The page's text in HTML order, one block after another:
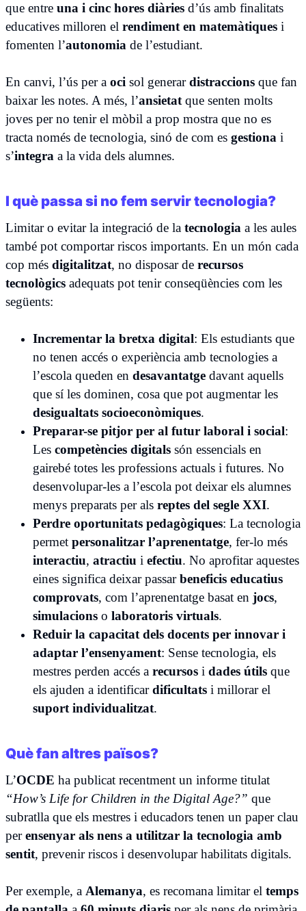
que entre una i cinc hores diàries d’ús amb finalitats
educatives milloren el rendiment en matemàtiques i
fomenten l’autonomia de l’estudiant.
En canvi, l’ús per a oci sol generar distraccions que fan
baixar les notes. A més, l’ansietat que senten molts
joves per no tenir el mòbil a prop mostra que no es
tracta només de tecnologia, sinó de com es gestiona i
s’integra a la vida dels alumnes.
I què passa si no fem servir tecnologia?
Limitar o evitar la integració de la tecnologia a les aules
també pot comportar riscos importants. En un món cada
cop més digitalitzat, no disposar de recursos
tecnològics adequats pot tenir conseqüències com les
següents:
Incrementar la bretxa digital: Els estudiants que
no tenen accés o experiència amb tecnologies a
l’escola queden en desavantatge davant aquells
que sí les dominen, cosa que pot augmentar les
desigualtats socioeconòmiques.
Preparar-se pitjor per al futur laboral i social:
Les competències digitals són essencials en
gairebé totes les professions actuals i futures. No
desenvolupar-les a l’escola pot deixar els alumnes
menys preparats per als reptes del segle XXI.
Perdre oportunitats pedagògiques: La tecnologia
permet personalitzar l’aprenentatge, fer-lo més
interactiu, atractiu i efectiu. No aprofitar aquestes
eines significa deixar passar beneficis educatius
comprovats, com l’aprenentatge basat en jocs,
simulacions o laboratoris virtuals.
Reduir la capacitat dels docents per innovar i
adaptar l’ensenyament: Sense tecnologia, els
mestres perden accés a recursos i dades útils que
els ajuden a identificar dificultats i millorar el
suport individualitzat.
Què fan altres països?
L’OCDE ha publicat recentment un informe titulat
“How’s Life for Children in the Digital Age?” que
subratlla que els mestres i educadors tenen un paper clau
per ensenyar als nens a utilitzar la tecnologia amb
sentit, prevenir riscos i desenvolupar habilitats digitals.
Per exemple, a Alemanya, es recomana limitar el temps